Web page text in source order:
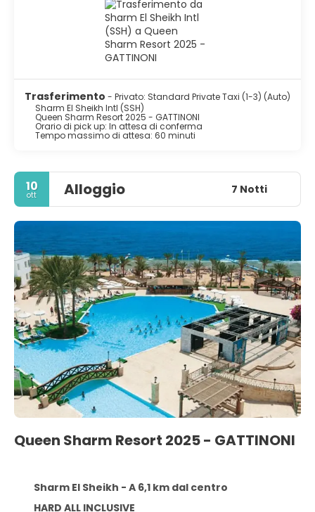
Trasferimento - Privato: Standard Private Taxi (1-3) (Auto)
Sharm El Sheikh Intl (SSH)
Queen Sharm Resort 2025 - GATTINONI
Orario di pick up: In attesa di conferma
Tempo massimo di attesa: 60 minuti
10
ott Alloggio 7 Notti
Queen Sharm Resort 2025 - GATTINONI
Sharm El Sheikh - A 6,1 km dal centro
HARD ALL INCLUSIVE